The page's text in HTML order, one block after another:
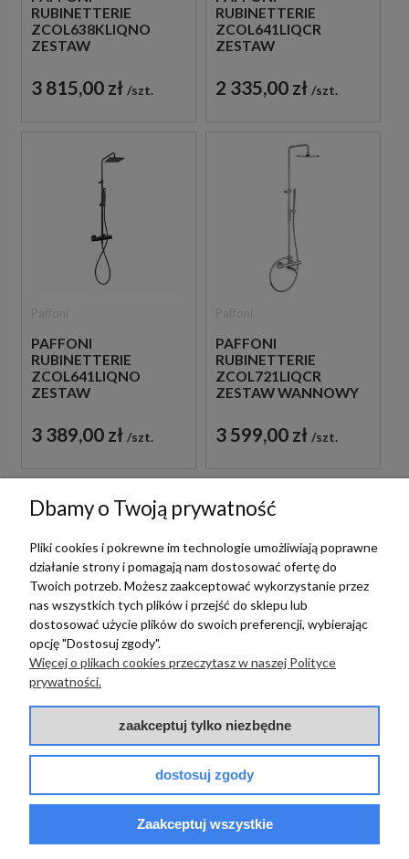
RUBINETTERIE
ZCOL638KLIQNO
ZESTAW
TERMOSTATYCZNY
ŚCIENNY CZARNY
3 815,00 zł szt.
RUBINETTERIE
ZCOL641LIQCR
ZESTAW
TERMOSTATYCZNY
ŚCIENNY CHROM
2 335,00 zł szt.
PAFFONI
RUBINETTERIE
ZCOL641LIQNO
ZESTAW
TERMOSTATYCZNY
ŚCIENNY CZARNY
3 389,00 zł szt.
PAFFONI
RUBINETTERIE
ZCOL721LIQCR
ZESTAW WANNOWY
ŚCIENNY CHROM
3 599,00 zł szt.
Paffoni
PAFFONI
RUBINETTERIE
ZSCA050HGSP KOREK
SZCZOTKOWANE
Paffoni
RUBINETTERIE
ZSCA050ST KOREK
SZCZOTKOWANA
205,00 zł
Dbamy o Twoją prywatność
Pliki cookies i pokrewne im technologie umożliwiają poprawne
działanie strony i pomagają nam dostosować ofertę do
Twoich potrzeb. Możesz zaakceptować wykorzystanie przez
nas wszystkich tych plików i przejść do sklepu lub
dostosować użycie plików do swoich preferencji, wybierając
opcję "Dostosuj zgody".
Więcej o plikach cookies przeczytasz w naszej Polityce
prywatności.
zaakceptuj tylko niezbędne
dostosuj zgody
Zaakceptuj wszystkie